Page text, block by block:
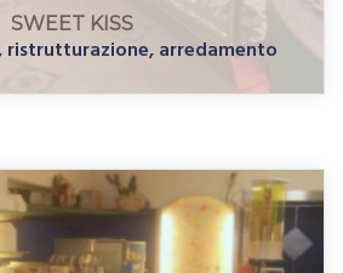
SWEET KISS
arredamento